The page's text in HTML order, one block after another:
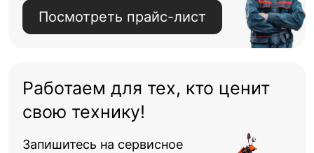
Посмотреть прайс-лист
Работаем для тех, кто ценит
свою технику!
Запишитесь на сервисное